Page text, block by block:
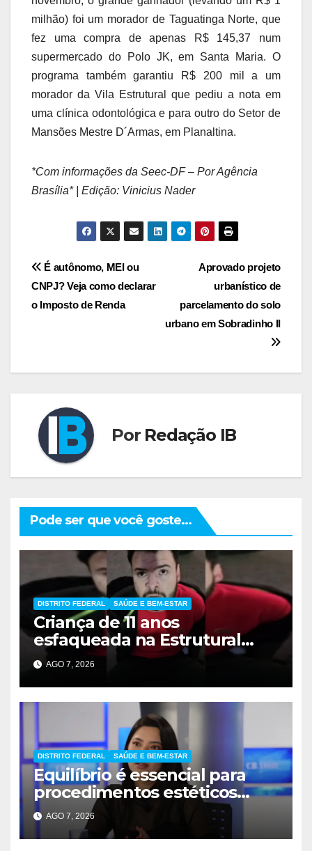
milhão) foi um morador de Taguatinga Norte, que
fez uma compra de apenas R$ 145,37 num
supermercado do Polo JK, em Santa Maria. O
programa também garantiu R$ 200 mil a um
morador da Vila Estrutural que pediu a nota em
uma clínica odontológica e para outro do Setor de
Mansões Mestre D´Armas, em Planaltina.
*Com informações da Seec-DF – Por Agência
Brasília* | Edição: Vinicius Nader
Navegação
de
Aprovado projeto
urbanístico de
parcelamento do solo
urbano em Sobradinho II
É autônomo, MEI ou
CNPJ? Veja como declarar
o Imposto de Renda
Por Redação IB
Pode ser que você goste...
DISTRITO FEDERAL SAÚDE E BEM-ESTAR
Criança de 11 anos
esfaqueada na Estrutural
apresenta melhora
significativa
AGO 7, 2026
DISTRITO FEDERAL SAÚDE E BEM-ESTAR
Equilíbrio é essencial para
procedimentos estéticos
seguros
AGO 7, 2026